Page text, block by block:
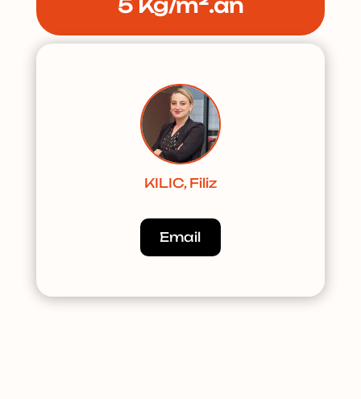
5 Kg/m².an
KILIC, Filiz
Email